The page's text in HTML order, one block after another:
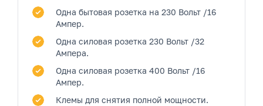
Одна бытовая розетка на 230 Вольт /16
Ампер.
Одна силовая розетка 230 Вольт /32
Ампера.
Одна силовая розетка 400 Вольт /16
Ампер.
Клемы для снятия полной мощности.